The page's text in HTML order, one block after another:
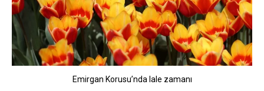
Emirgan Korusu’nda lale zamanı